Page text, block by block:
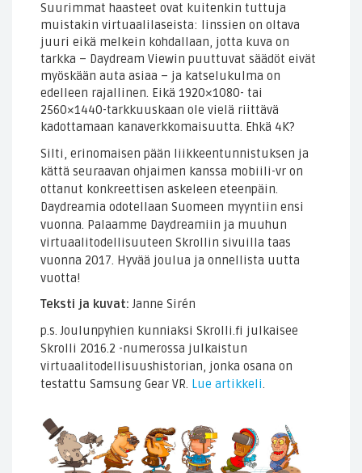
Suurimmat haasteet ovat kuitenkin tuttuja
muistakin virtuaalilaseista: linssien on oltava
juuri eikä melkein kohdallaan, jotta kuva on
tarkka – Daydream Viewin puuttuvat säädöt eivät
myöskään auta asiaa – ja katselukulma on
edelleen rajallinen. Eikä 1920×1080- tai
2560×1440-tarkkuuskaan ole vielä riittävä
kadottamaan kanaverkkomaisuutta. Ehkä 4K?
Silti, erinomaisen pään liikkeentunnistuksen ja
kättä seuraavan ohjaimen kanssa mobiili-vr on
ottanut konkreettisen askeleen eteenpäin.
Daydreamia odotellaan Suomeen myyntiin ensi
vuonna. Palaamme Daydreamiin ja muuhun
virtuaalitodellisuuteen Skrollin sivuilla taas
vuonna 2017. Hyvää joulua ja onnellista uutta
vuotta!
Teksti ja kuvat: Janne Sirén
p.s. Joulunpyhien kunniaksi Skrolli.fi julkaisee
Skrolli 2016.2 -numerossa julkaistun
virtuaalitodellisuushistorian, jonka osana on
testattu Samsung Gear VR. Lue artikkeli